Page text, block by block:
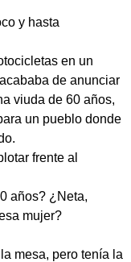
y hasta
en un
de anunciar
viuda de 60 años,
un pueblo donde
frente al
años? ¿Neta,
mujer?
mesa, pero tenía la